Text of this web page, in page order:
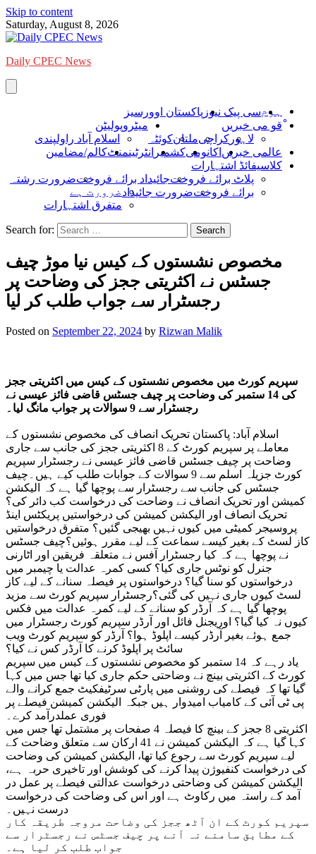
Skip to content
Saturday, August 8, 2026
Daily CPEC News
ہومسی پیک نیوز پاکستان اوورسیز
ْقو می خبریں
لاہور کراچیملتانکوئٹہ
میٹروپولیٹن
اسلام آباد راولپندی
عالمی خبریں اکانومیکشمیر انٹرٹینمنٹکالم/مضامین
کلاسیفائڈ اشتہارات
پلاٹ برائے فروختجائیداد برائے فروختضرورت رشتہ
برائے فروختضرورت جائیدادضرورت ہے
متفرق اشتہارات
Search for:
مخصوص نشستوں کے کیس نیا موڑ چیف
جسٹس نے اکثریتی ججز کی وضاحت پر
رجسٹرار سے جواب طلب کر لیا
Posted on September 22, 2024 by Rizwan Malik
سپریم کورٹ میں مخصوص نشستوں کے کیس میں اکثریتی ججز
کی 14 ستمبر کی وضاحت پر چیف جسٹس قاضی فائز عیسی نے
رجسٹرار سے 9 سوالات پر جواب مانگ لیا۔
اسلام آباد: پاکستان تحریک انصاف کی مخصوص نشستوں کے
معاملے پر سپریم کورٹ کے 8 اکثریتی ججز کی جانب سے جاری
وضاحت پر چیف جسٹس قاضی فائز عیسی نے رجسٹرار سپریم
کورٹ جزیلہ اسلم سے 9 سوالات کے جوابات طلب کیے ہیں۔چیف
جسٹس کی جانب سے رجسٹرار سے پوچھا گیا ہے کہ الیکشن
کمیشن اور تحریک انصاف نے وضاحت کی درخواست کب دائر کی؟
تحریک انصاف اور الیکشن کمیشن کی درخواستیں پریکٹس اینڈ
پروسیجر کمیٹی میں کیوں نہیں بھیجی گئیں؟ متفرق درخواستیں
کاز لسٹ کے بغیر کیسے سماعت کے لیے مقرر ہوئیں؟چیف جسٹس
نے پوچھا ہے کہ کیا رجسٹرار آفس نے متعلقہ فریقین اور اٹارنی
جنرل کو نوٹس جاری کیا؟ کسی کمرہ عدالت یا چیمبر میں
درخواستوں کو سنا گیا؟ درخواستوں پر فیصلہ سنانے کے لیے کاز
لسٹ کیوں جاری نہیں کی گئی؟رجسٹرار سپریم کورٹ سے مزید
پوچھا گیا ہے کہ آرڈر کو سنانے کے لیے کمرہ عدالت میں فکس
کیوں نہ کیا گیا؟ اوریجنل فائل اور آرڈر سپریم کورٹ رجسٹرار میں
جمع ہوئے بغیر آرڈر کیسے اپلوڈ ہوا؟ آرڈر کو سپریم کورٹ ویب
سائٹ پر اپلوڈ کرنے کا آرڈر کس نے کیا؟
یاد رہے کہ 14 ستمبر کو مخصوص نشستوں کے کیس میں سپریم
کورٹ کے اکثریتی بینچ نے وضاحتی حکم جاری کیا تھا جس میں کہا
گیا تھا کہ فیصلے کی روشنی میں پارٹی سرٹیفکیٹ جمع کرانے والے
پی ٹی آئی کے کامیاب امیدوار ہیں جبکہ الیکشن کمیشن فیصلے پر
فوری عملدرآمد کرے۔
اکثریتی 8 ججز کے بینچ کا فیصلہ 4 صفحات پر مشتمل تھا جس میں
کہا گیا ہے کہ الیکشن کمیشن نے 41 ارکان سے متعلق وضاحت کے
لیے سپریم کورٹ سے رجوع کیا تھا، الیکشن کمیشن کی وضاحت
کی درخواست کنفیوژن پیدا کرنے کی کوشش اور تاخیری حربہ ہے،
الیکشن کمیشن کی وضاحتی درخواست عدالتی فیصلے پر عمل در
آمد کے راستہ میں رکاوٹ ہے اور اس کی وضاحت کی درخواست
درست نہیں۔
سپریم کورٹ کے ان آٹھ ججز کی وضاحت مروجہ طریقہ کار
کے مطابق سامنے نہ آنے پر چیف جسٹس نے رجسٹرار سے
جواب طلب کر لیا ہے۔